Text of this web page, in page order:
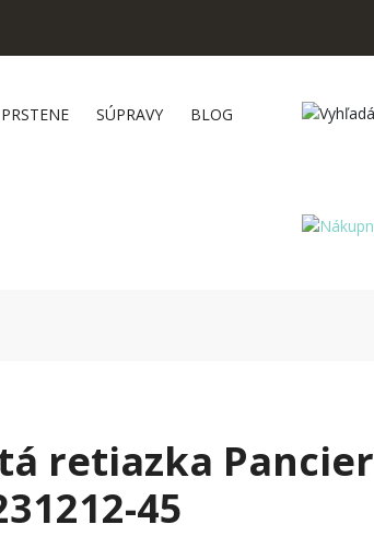
PRSTENE SÚPRAVY BLOG
retiazka Pancier
45